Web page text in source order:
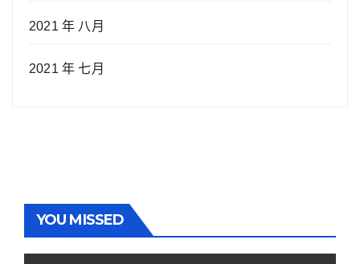
2021 年 八月
2021 年 七月
YOU MISSED